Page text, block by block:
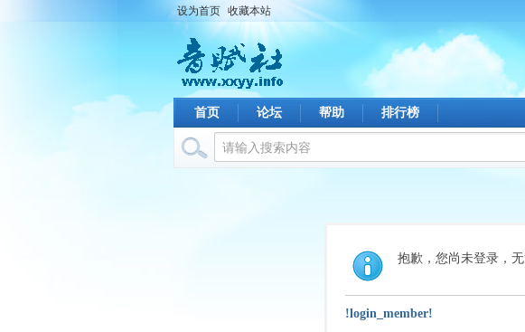
设为首页 收藏本站
首页 论坛 帮助 排行榜
抱歉，您尚未登录，
!login_member!